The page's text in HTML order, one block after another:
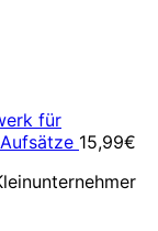
für
15,99€